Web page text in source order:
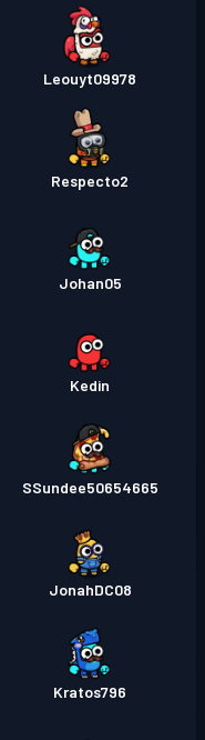
Leouyt09978
Respecto2
Johan05
Kedin
SSundee50654665
JonahDC08
Kratos796